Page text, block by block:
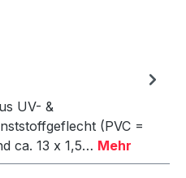
UV- &
(PVC =
ca. 13 x 1,5… Mehr